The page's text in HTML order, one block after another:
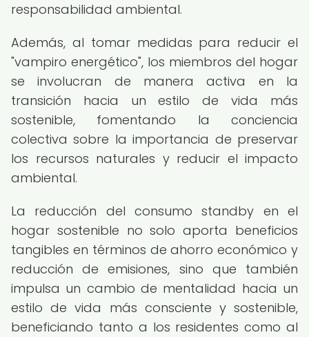
responsabilidad ambiental.
Además, al tomar medidas para reducir el
"vampiro energético", los miembros del hogar
se involucran de manera activa en la
transición hacia un estilo de vida más
sostenible, fomentando la conciencia
colectiva sobre la importancia de preservar
los recursos naturales y reducir el impacto
ambiental.
La reducción del consumo standby en el
hogar sostenible no solo aporta beneficios
tangibles en términos de ahorro económico y
reducción de emisiones, sino que también
impulsa un cambio de mentalidad hacia un
estilo de vida más consciente y sostenible,
beneficiando tanto a los residentes como al